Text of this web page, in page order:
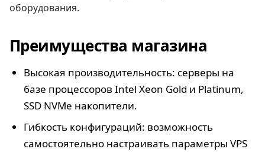
оборудования.
Преимущества магазина
Высокая производительность: серверы на
базе процессоров Intel Xeon Gold и Platinum,
SSD NVMe накопители.
Гибкость конфигураций: возможность
самостоятельно настраивать параметры VPS